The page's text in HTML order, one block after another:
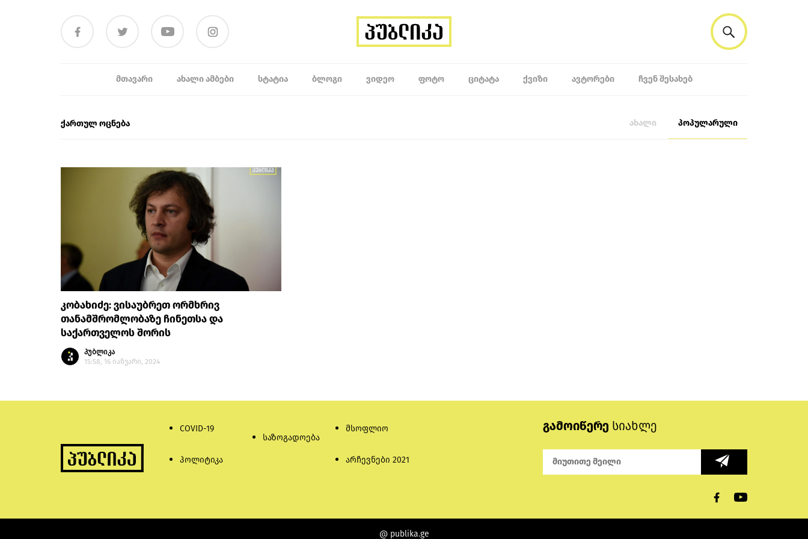
ᲛᲗᲐᲕᲐᲠᲘ ᲐᲮᲐᲚᲘ ᲐᲛᲑᲔᲑᲘ ᲡᲢᲐᲢᲘᲐ ᲑᲚᲝᲒᲘ ᲕᲘᲓᲔᲝ ᲤᲝᲢᲝ ᲪᲘᲢᲐᲢᲐ ᲥᲕᲘᲖᲘ ᲐᲕᲢᲝᲠᲔᲑᲘ ᲩᲕᲔᲜ ᲨᲔᲡᲐᲮᲔᲑ
ქართულ ოცნება ახალი პოპულარული
კობახიძე: ვისაუბრეთ ორმხრივ
თანამშრომლობაზე ჩინეთსა და
საქართველოს შორის
პუბლიკა
15:58, 16 იანვარი, 2024
COVID-19
პოლიტიკა
საზოგადოება
მსოფლიო
არჩევნები 2021
გამოიწერე სიახლე
@ publika.ge